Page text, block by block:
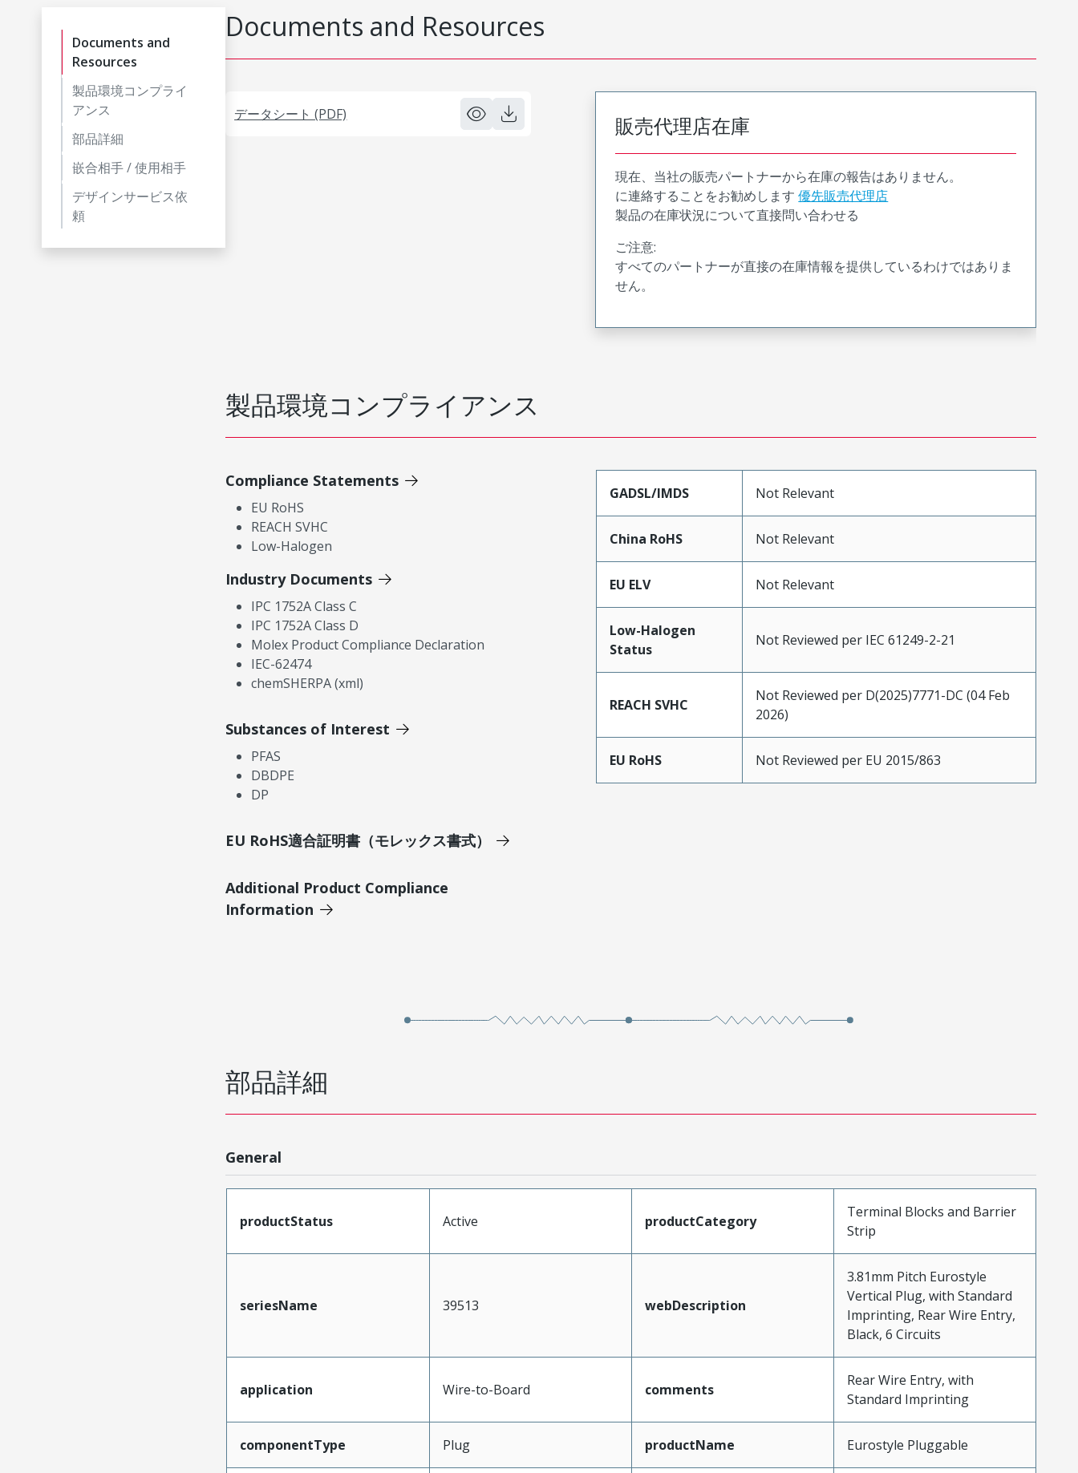
Documents and
Resources
製品環境コンプライ
アンス
部品詳細
嵌合相手 / 使用相手
デザインサービス依
頼
Documents and Resources
データシート (PDF) 販売代理店在庫
現在、当社の販売パートナーから在庫の報告はありません。
に連絡することをお勧めします 優先販売代理店
製品の在庫状況について直接問い合わせる
ご注意:
すべてのパートナーが直接の在庫情報を提供しているわけではありま
せん。
製品環境コンプライアンス
Compliance Statements
EU RoHS
REACH SVHC
Low-Halogen
Industry Documents
IPC 1752A Class C
IPC 1752A Class D
Molex Product Compliance Declaration
IEC-62474
chemSHERPA (xml)
Substances of Interest
PFAS
DBDPE
DP
EU RoHS適合証明書（モレックス書式）
Additional Product Compliance
Information
GADSL/IMDS Not Relevant
China RoHS Not Relevant
EU ELV Not Relevant
Low-Halogen
Status
Not Reviewed per IEC 61249-2-21
REACH SVHC
Not Reviewed per D(2025)7771-DC (04 Feb
2026)
EU RoHS Not Reviewed per EU 2015/863
部品詳細
General
productStatus Active productCategory
Terminal Blocks and Barrier
Strip
seriesName 39513 webDescription
3.81mm Pitch Eurostyle
Vertical Plug, with Standard
Imprinting, Rear Wire Entry,
Black, 6 Circuits
application Wire-to-Board comments
Rear Wire Entry, with
Standard Imprinting
componentType Plug productName Eurostyle Pluggable